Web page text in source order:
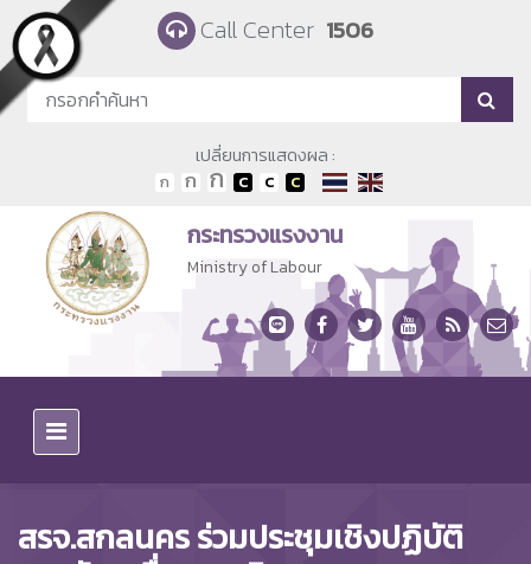
Skip to main content Call Center 1506
เปลี่ยนการแสดงผล :
กระทรวงแรงงาน
Ministry of Labour
สรจ.สกลนคร ร่วมประชุมเชิงปฏิบัติ